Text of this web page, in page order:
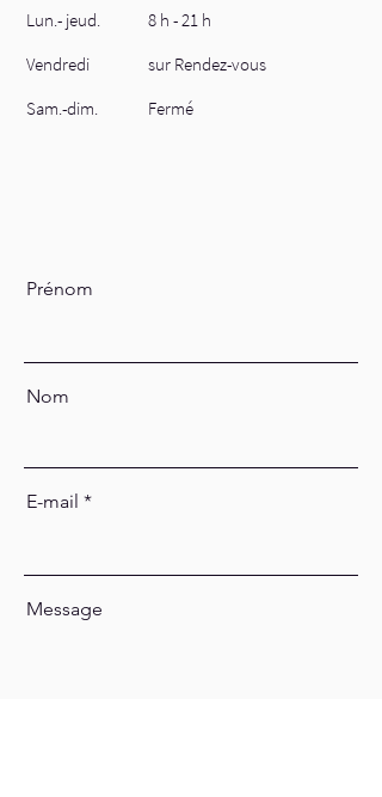
Lun.- jeud.
8 h - 21 h
Vendredi
sur Rendez-vous
Sam.-dim.
Fermé
Prénom
Nom
E-mail
Message